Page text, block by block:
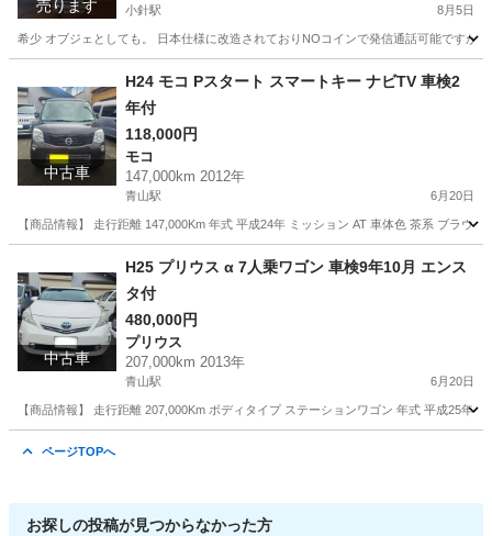
売ります 小針駅 8月5日
希少 オブジェとしても。 日本仕様に改造されておりNOコインで発信通話可能ですが
電話、ＦＡＸ 固定電話
中古車
H24 モコ Pスタート スマートキー ナビTV 車検2
年付
118,000円
モコ
147,000km 2012年
青山駅 6月20日
【商品情報】 走行距離 147,000Km 年式 平成24年 ミッション AT 車体色 茶系 ブラウ
青山駅 車両
中古車
H25 プリウス α 7人乗ワゴン 車検9年10月 エンス
タ付
480,000円
プリウス
207,000km 2013年
青山駅 6月20日
【商品情報】 走行距離 207,000Km ボディタイプ ステーションワゴン 年式 平成25年
ページTOPへ
お探しの投稿が見つからなかった方